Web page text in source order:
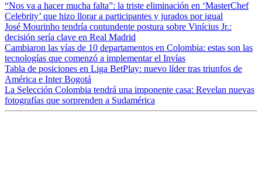
“Nos va a hacer mucha falta”: la triste eliminación en ‘MasterChef
Celebrity’ que hizo llorar a participantes y jurados por igual
José Mourinho tendría contundente postura sobre Vinícius Jr.:
decisión sería clave en Real Madrid
Cambiaron las vías de 10 departamentos en Colombia: estas son las
tecnologías que comenzó a implementar el Invías
Tabla de posiciones en Liga BetPlay: nuevo líder tras triunfos de
América e Inter Bogotá
La Selección Colombia tendrá una imponente casa: Revelan nuevas
fotografías que sorprenden a Sudamérica